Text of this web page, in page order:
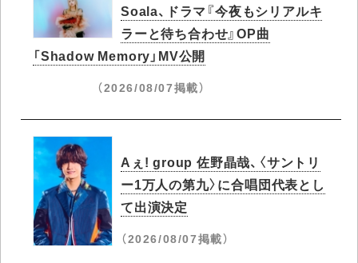
Soala、ドラマ『今夜もシリアルキ
ラーと待ち合わせ』OP曲
「Shadow Memory」MV公開
（2026/08/07掲載）
Aぇ! group 佐野晶哉、〈サントリ
ー1万人の第九〉に合唱団代表とし
て出演決定
（2026/08/07掲載）